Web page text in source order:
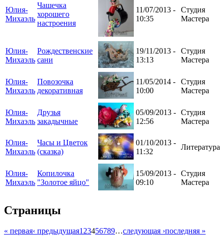
Юлия-
Михаэль
Чашечка
хорошего
настроения
11/07/2013 -
10:35
Студия
Мастера
Юлия-
Михаэль
Рождественские
сани
19/11/2013 -
13:13
Студия
Мастера
Юлия-
Михаэль
Повозочка
декоративная
11/05/2014 -
10:00
Студия
Мастера
Юлия-
Михаэль
Друзья
закадычные
05/09/2013 -
12:56
Студия
Мастера
Юлия-
Михаэль
Часы и Цветок
(сказка)
01/10/2013 -
11:32
Литература
Юлия-
Михаэль
Копилочка
"Золотое яйцо"
15/09/2013 -
09:10
Студия
Мастера
Страницы
« первая‹ предыдущая123456789…следующая ›последняя »